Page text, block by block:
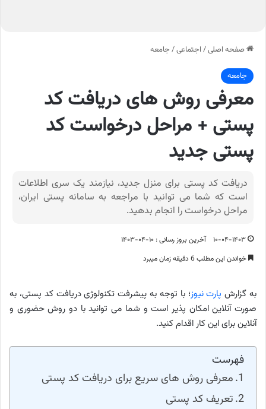
صفحه اصلی/ اجتماعی/ جامعه
جامعه
معرفی روش های دریافت کد
پستی + مراحل درخواست کد
پستی جدید
دریافت کد پستی برای منزل جدید، نیازمند یک سری اطلاعات
است که شما می توانید با مراجعه به سامانه پستی ایران،
مراحل درخواست را انجام بدهید.
۱۰-۰۴-۱۴۰۳
آخرین بروز رسانی : ۱۰-۰۴-۱۴۰۳
خواندن این مطلب 6 دقیقه زمان میبرد
به گزارش پارت نیوز؛ با توجه به پیشرفت تکنولوژی دریافت کد پستی، به
صورت آنلاین امکان پذیر است و شما می توانید با دو روش حضوری و
آنلاین برای این کار اقدام کنید.
فهرست
معرفی روش های سریع برای دریافت کد پستی
تعریف کد پستی